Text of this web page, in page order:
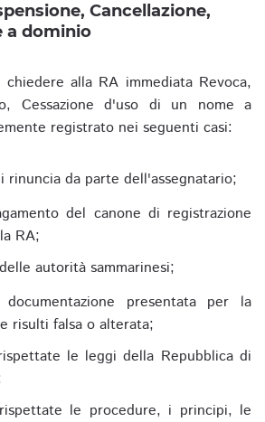
Cancellazione,
a dominio
alla RA immediata Revoca,
Cessazione d'uso di un nome a
registrato nei seguenti casi:
rinuncia da parte dell'assegnatario;
del canone di registrazione
RA;
autorità sammarinesi;
presentata per la
risulti falsa o alterata;
le leggi della Repubblica di
le procedure, i principi, le